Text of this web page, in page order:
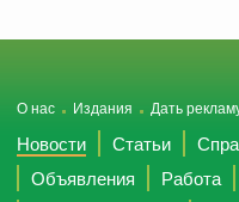
О нас Издания Дать
Новости Статьи
Объявления
Работа